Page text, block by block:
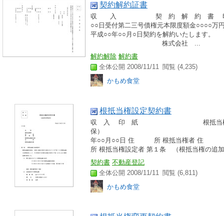
契約解約証書
収 入 契 約 解 約 書 印 紙
○○日受付第二三号債権元本限度額金○○○○万
平成○○年○○月○日契約を解約い
株式会社 ...
解約解除 解約書
全体公開 2008/11/11 閲覧 (4,235)
かもめ食堂
根抵当権設定契約書
収 入 印 紙 根抵当権設定契
保）
年○○月○○日 住 所 根抵当権
所 根抵当権設定者 第１条 （根抵当権の追
契約書 不動産登記
全体公開 2008/11/11 閲覧 (6,811)
かもめ食堂